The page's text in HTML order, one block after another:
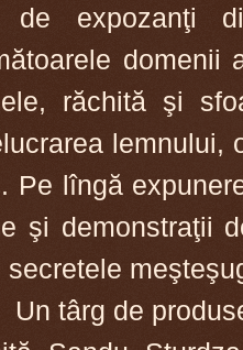
de expozanţi
domenii
răchită şi
lemnului,
Pe lîngă
şi demonstraţii
secretele
Un târg de